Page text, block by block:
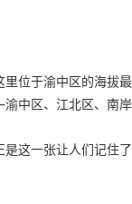
里位于渝中区的海拔最
中区、江北区、南岸
这一张让人们记住了